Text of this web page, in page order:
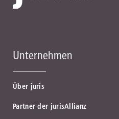
Unternehmen
Über juris
Partner der jurisAllianz